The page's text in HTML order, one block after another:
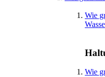
Wie
Wie